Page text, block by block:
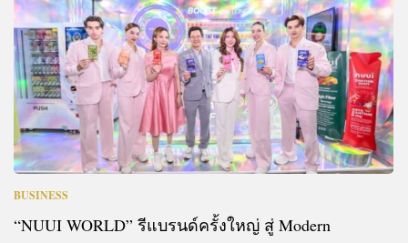
BUSINESS
“NUUI WORLD” รีแบรนด์ครั้งใหญ่ สู่ Modern